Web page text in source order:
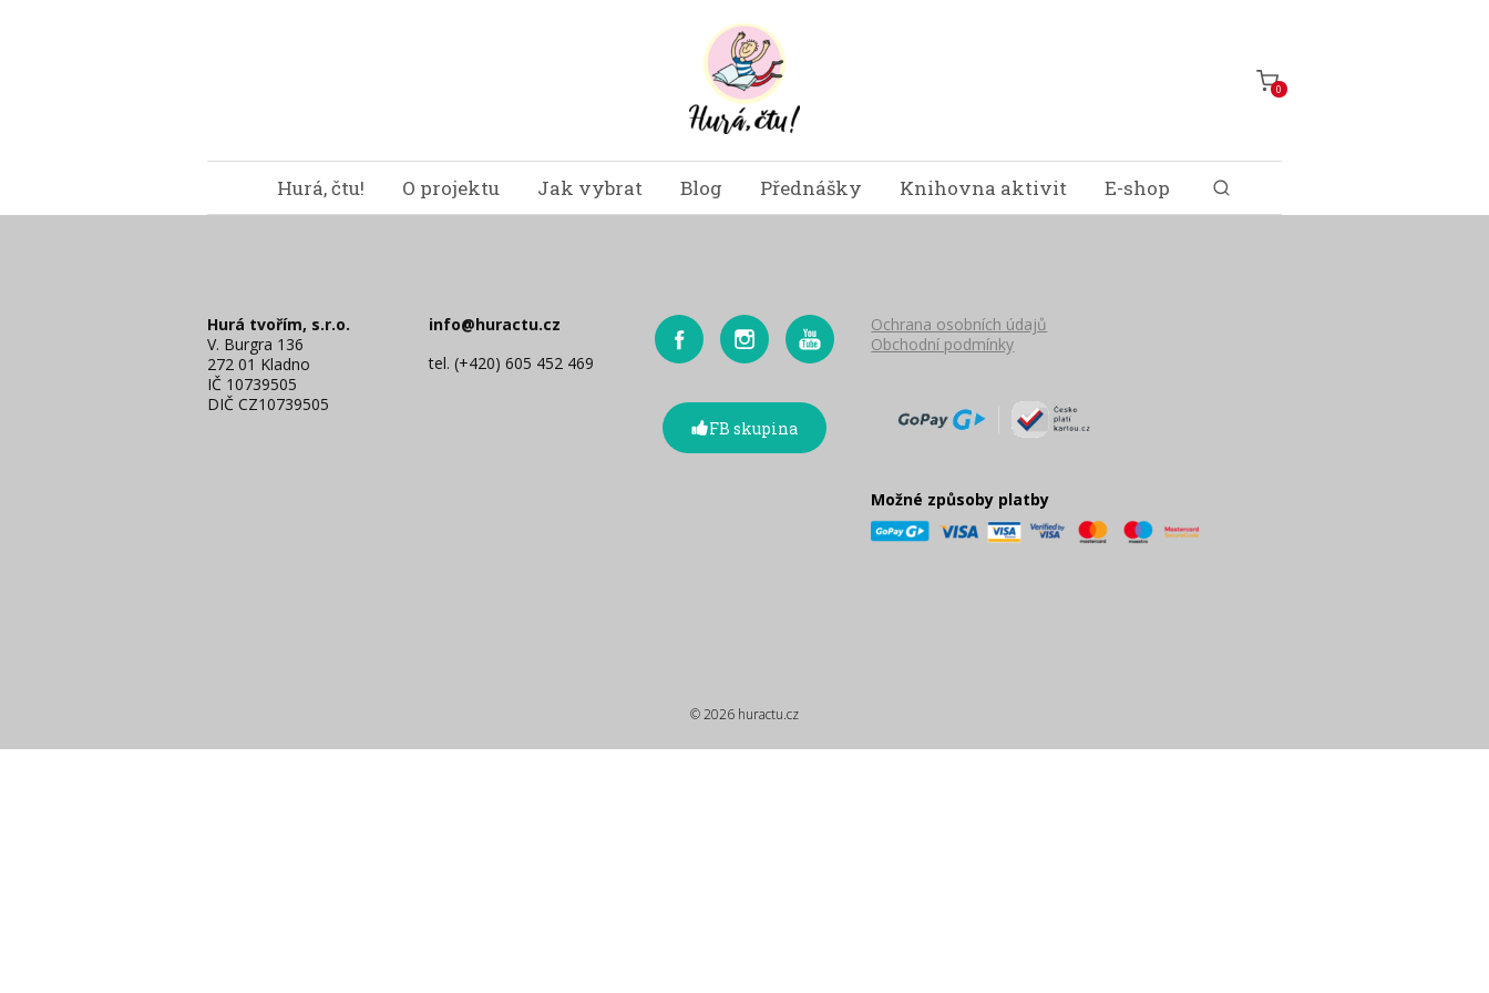
0
Hurá, čtu! O projektu Jak vybrat Blog Přednášky Knihovna aktivit E-shop
Hurá tvořím, s.r.o.
V. Burgra 136
272 01 Kladno
IČ 10739505
DIČ CZ10739505
info@huractu.cz
tel. (+420) 605 452 469
FB skupina
Ochrana osobních údajů
Obchodní podmínky
Možné způsoby platby
© 2026 huractu.cz